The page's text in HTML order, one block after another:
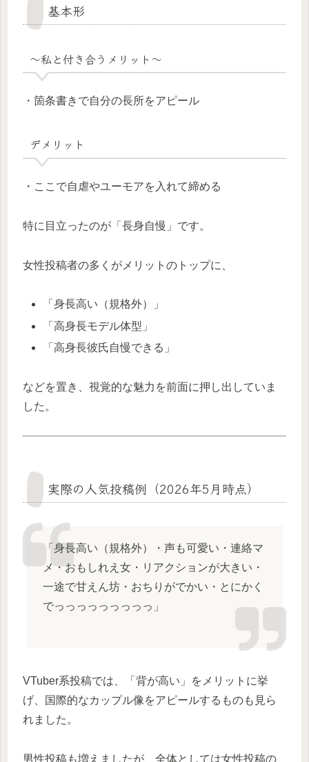
基本形
〜私と付き合うメリット〜
・箇条書きで自分の長所をアピール
デメリット
・ここで自虐やユーモアを入れて締める
特に目立ったのが「長身自慢」です。
女性投稿者の多くがメリットのトップに、
「身長高い（規格外）」
「高身長モデル体型」
「高身長彼氏自慢できる」
などを置き、視覚的な魅力を前面に押し出していま
した。
実際の人気投稿例（2026年5月時点）
「身長高い（規格外）・声も可愛い・連絡マ
メ・おもしれえ女・リアクションが大きい・
一途で甘えん坊・おちりがでかい・とにかく
でっっっっっっっっっ」
VTuber系投稿では、「背が高い」をメリットに挙
げ、国際的なカップル像をアピールするものも見ら
れました。
男性投稿も増えましたが、全体としては女性投稿の